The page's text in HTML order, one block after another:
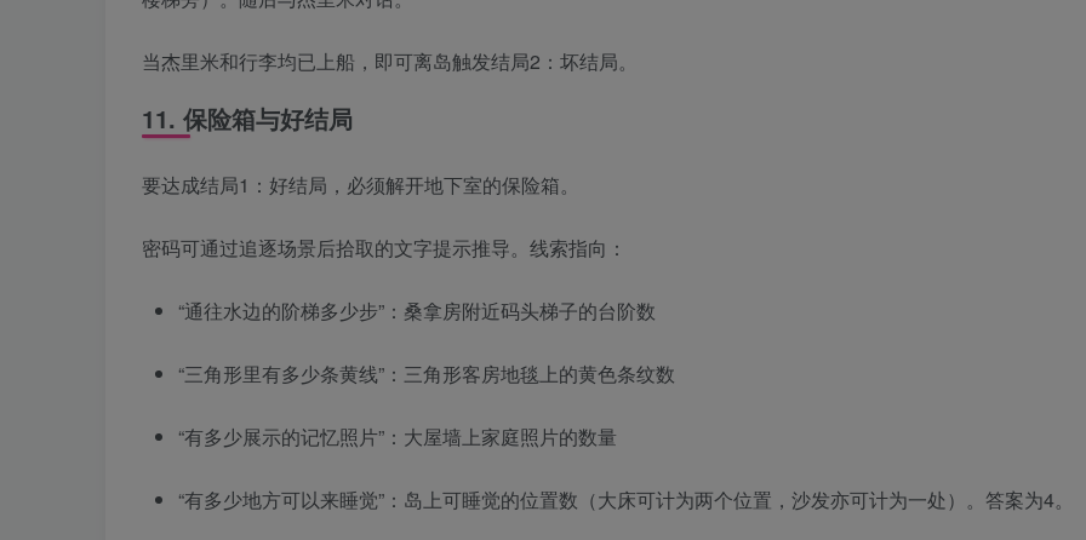
当杰里米和行李均已上船，即可离岛触发结局2：坏结局。
11. 保险箱与好结局
要达成结局1：好结局，必须解开地下室的保险箱。
密码可通过追逐场景后拾取的文字提示推导。线索指向：
“通往水边的阶梯多少步”：桑拿房附近码头梯子的台阶数
“三角形里有多少条黄线”：三角形客房地毯上的黄色条纹数
“有多少展示的记忆照片”：大屋墙上家庭照片的数量
“有多少地方可以来睡觉”：岛上可睡觉的位置数（大床可计为两个位置，沙发亦可计为一处）。答案为4。